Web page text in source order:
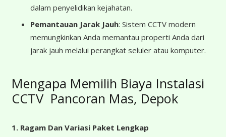
dalam penyelidikan kejahatan.
Pemantauan Jarak Jauh: Sistem CCTV modern
memungkinkan Anda memantau properti Anda dari
jarak jauh melalui perangkat seluler atau komputer.
Mengapa Memilih Biaya Instalasi
CCTV Pancoran Mas, Depok
1. Ragam Dan Variasi Paket Lengkap